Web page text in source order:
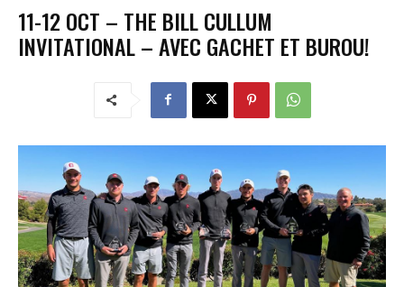
11-12 OCT – THE BILL CULLUM
INVITATIONAL – AVEC GACHET ET BUROU!